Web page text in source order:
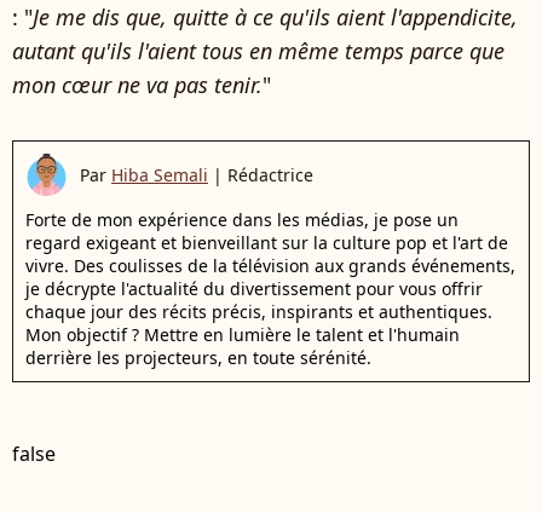
: "Je me dis que, quitte à ce qu'ils aient l'appendicite,
autant qu'ils l'aient tous en même temps parce que
mon cœur ne va pas tenir."
Par Hiba Semali | Rédactrice
Forte de mon expérience dans les médias, je pose un
regard exigeant et bienveillant sur la culture pop et l'art de
vivre. Des coulisses de la télévision aux grands événements,
je décrypte l'actualité du divertissement pour vous offrir
chaque jour des récits précis, inspirants et authentiques.
Mon objectif ? Mettre en lumière le talent et l'humain
derrière les projecteurs, en toute sérénité.
false